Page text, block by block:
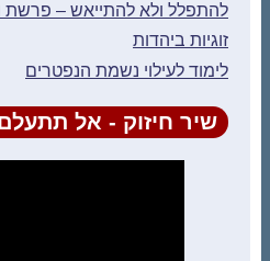
להתפלל ולא להתייאש – פרשת
זוגיות ביהדות
לימוד לעילוי נשמת הנפטרים
שיר חיזוק - אל